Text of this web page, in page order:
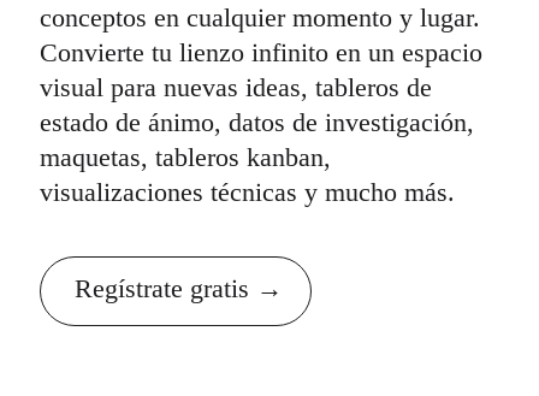
conceptos en cualquier momento y lugar.
Convierte tu lienzo infinito en un espacio
visual para nuevas ideas, tableros de
estado de ánimo, datos de investigación,
maquetas, tableros kanban,
visualizaciones técnicas y mucho más.
Regístrate gratis